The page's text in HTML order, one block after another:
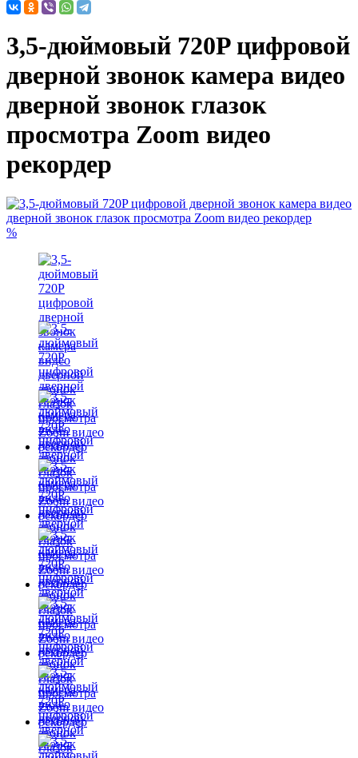
3,5-дюймовый 720P цифровой
дверной звонок камера видео
дверной звонок глазок
просмотра Zoom видео
рекордер
%